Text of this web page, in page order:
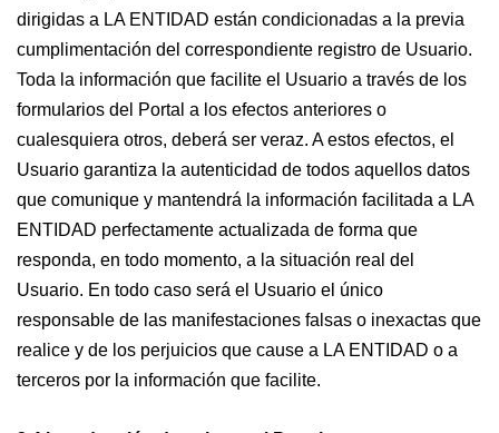
dirigidas a LA ENTIDAD están condicionadas a la previa
cumplimentación del correspondiente registro de Usuario.
Toda la información que facilite el Usuario a través de los
formularios del Portal a los efectos anteriores o
cualesquiera otros, deberá ser veraz. A estos efectos, el
Usuario garantiza la autenticidad de todos aquellos datos
que comunique y mantendrá la información facilitada a LA
ENTIDAD perfectamente actualizada de forma que
responda, en todo momento, a la situación real del
Usuario. En todo caso será el Usuario el único
responsable de las manifestaciones falsas o inexactas que
realice y de los perjuicios que cause a LA ENTIDAD o a
terceros por la información que facilite.